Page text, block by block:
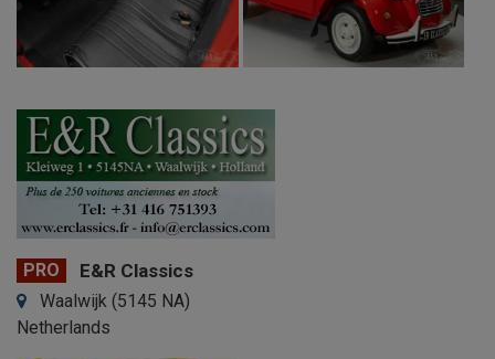
PRO E&R Classics
Waalwijk (5145 NA)
Netherlands